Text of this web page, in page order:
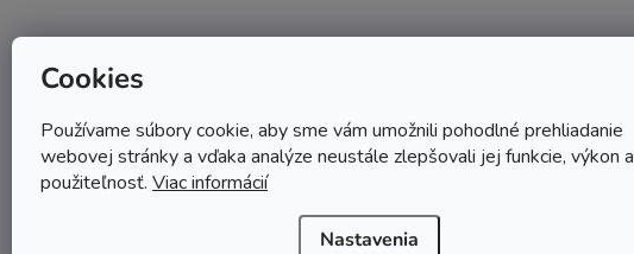
Cookies
Používame súbory cookie, aby sme vám umožnili pohodlné prehliadanie
webovej stránky a vďaka analýze neustále zlepšovali jej funkcie, výkon a
použiteľnosť. Viac informácií
Nastavenia